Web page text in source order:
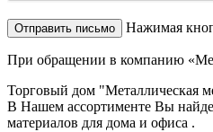
Нажимая
При обращении в компанию
Торговый дом "Металлическая
В Нашем ассортименте Вы
материалов для дома и офиса .